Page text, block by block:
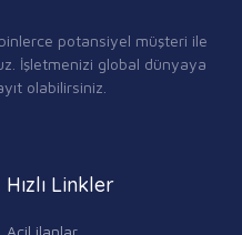
potansiyel müşteri ile
İşletmenizi global dünyaya
olabilirsiniz.
Hızlı Linkler
Acil ilanlar